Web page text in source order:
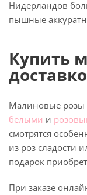
Нидерландов
пышные
Купить
Малиновые розы
белыми и
смотрятся
из роз сладости
подарок
При заказе